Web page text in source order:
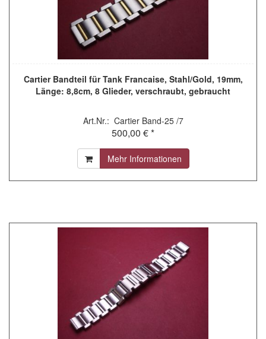
Cartier Bandteil für Tank Francaise, Stahl/Gold, 19mm,
Länge: 8,8cm, 8 Glieder, verschraubt, gebraucht
Art.Nr.: Cartier Band-25 /7
500,00 € *
Mehr Informationen